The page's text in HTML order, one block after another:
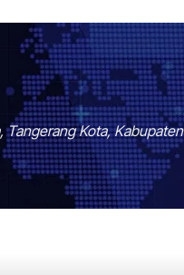
Tangerang Kota, Kabupaten